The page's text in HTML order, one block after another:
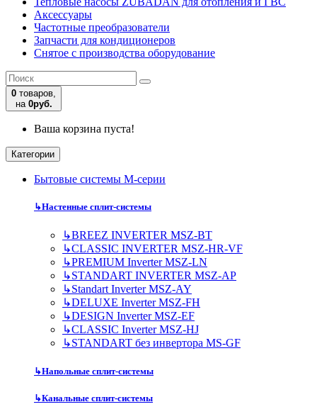
Аксесcуары
Частотные преобразователи
Запчасти для кондиционеров
Снятое с производства оборудование
0 товаров,
на 0руб.
Ваша корзина пуста!
Категории
Бытовые системы M-серии
↳Настенные сплит-системы
↳BREEZ INVERTER MSZ-BT
↳CLASSIC INVERTER MSZ-HR-VF
↳PREMIUM Inverter MSZ-LN
↳STANDART INVERTER MSZ-AP
↳Standart Inverter MSZ-AY
↳DELUXE Inverter MSZ-FH
↳DESIGN Inverter MSZ-EF
↳CLASSIC Inverter MSZ-HJ
↳STANDART без инвертора MS-GF
↳Напольные сплит-системы
↳Канальные сплит-системы